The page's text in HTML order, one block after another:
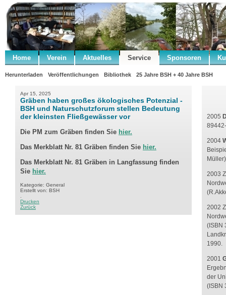
Home Verein Aktuelles Service Sponsoren
Herunterladen Veröffentlichungen Bibliothek 25 Jahre BSH + 40 Jahre BSH
Apr 15, 2025
Gräben haben großes ökologisches Potenzial -
BSH und Naturschutzforum stellen Bedeutung
der kleinsten Fließgewässer vor
Die PM zum Gräben finden Sie hier.
Das Merkblatt Nr. 81 Gräben finden Sie hier.
Das Merkblatt Nr. 81 Gräben in Langfassung finden
Sie hier.
Kategorie: General
Erstellt von: BSH
Drucken
Zurück
2005
2004
2003
2002
(ISBN
1990.
2001
der
(ISBN